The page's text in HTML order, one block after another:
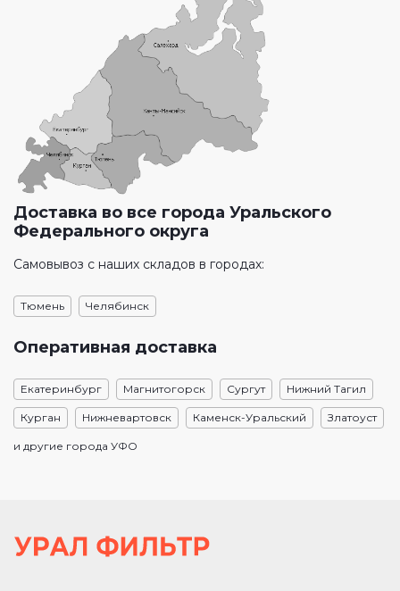
Доставка во все города Уральского
Федерального округа
Самовывоз с наших складов в городах:
Тюмень Челябинск
Оперативная доставка
Екатеринбург Магнитогорск Сургут Нижний Тагил
Курган Нижневартовск Каменск-Уральский Златоуст
и другие города УФО